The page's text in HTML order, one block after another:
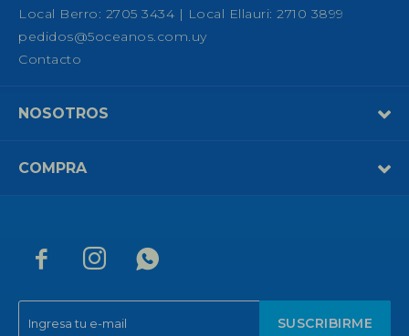
  
SUSCRIBIRME
Local Berro: 2705 3434 | Local Ellauri: 2710 3899
pedidos@5oceanos.com.uy
Contacto
NOSOTROS
COMPRA